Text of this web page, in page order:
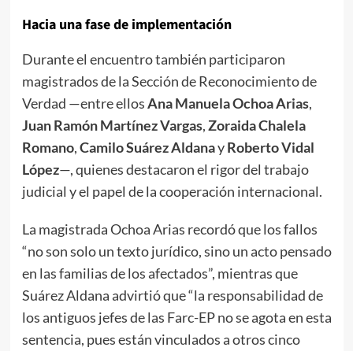
Hacia una fase de implementación
Durante el encuentro también participaron
magistrados de la Sección de Reconocimiento de
Verdad —entre ellosAna Manuela Ochoa Arias,
Juan Ramón Martínez Vargas,Zoraida Chalela
Romano,Camilo Suárez AldanayRoberto Vidal
López—, quienes destacaron el rigor del trabajo
judicial y el papel de la cooperación internacional.
La magistrada Ochoa Arias recordó que los fallos
“no son solo un texto jurídico, sino un acto pensado
en las familias de los afectados”, mientras que
Suárez Aldana advirtió que “la responsabilidad de
los antiguos jefes de las Farc-EP no se agota en esta
sentencia, pues están vinculados a otros cinco